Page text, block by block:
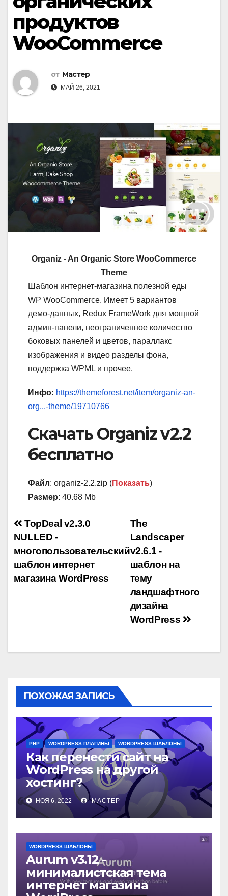
продуктов
WooCommerce
от Мастер
МАЙ 26, 2021
Organiz - An Organic Store WooCommerce
Theme
Шаблон интернет-магазина полезной еды
WP WooCommerce. Имеет 5 вариантов
демо-данных, Redux FrameWork для мощной
админ-панели, неограниченное количество
боковых панелей и цветов, параллакс
изображения и видео разделы фона,
поддержка WPML и прочее.
Инфо: https://themeforest.net/item/organiz-an-
org...-theme/19710766
Скачать Organiz v2.2
бесплатно
Файл: organiz-2.2.zip (Показать)
Размер: 40.68 Mb
Навигация
по
записям
The
Landscaper
v2.6.1 -
шаблон на
тему
ландшафтного
дизайна
WordPress
TopDeal v2.3.0
NULLED -
многопользовательский
шаблон интернет
магазина WordPress
ПОХОЖАЯ ЗАПИСЬ
PHP WORDPRESS ПЛАГИНЫ WORDPRESS ШАБЛОНЫ
Как перенести сайт на
WordPress на другой
хостинг?
НОЯ 6, 2022 МАСТЕР
WORDPRESS ШАБЛОНЫ
Aurum v3.12 -
минималистская тема
интернет магазина